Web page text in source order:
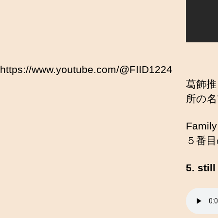
https://www.youtube.com/@FIID1224
葛飾
所の
５番
5. still